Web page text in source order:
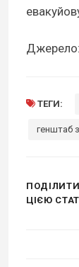
ТЕГИ:
генштаб
ЦІЄЮ